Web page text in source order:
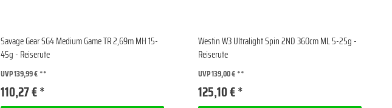
Savage Gear SG4 Medium Game TR 2,69m MH 15-
45g - Reiserute
UVP 139,99 €
110,27 € *
Westin W3 Ultralight Spin 2ND 360cm ML 5-25g -
Reiserute
UVP 139,00 €
125,10 € *